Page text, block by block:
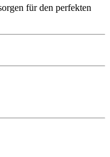
für den perfekten